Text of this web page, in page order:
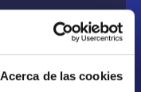
Acerca de las cookies